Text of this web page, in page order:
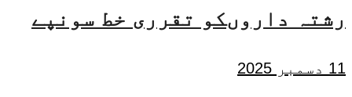
رشتہ داروںکو تقرری خط سونپے
11 دسمبر 2025